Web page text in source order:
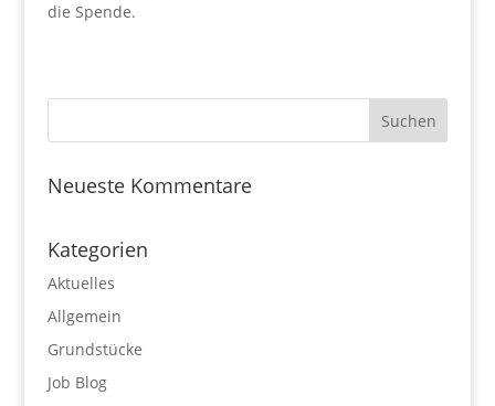
die Spende.
Neueste Kommentare
Kategorien
Aktuelles
Allgemein
Grundstücke
Job Blog